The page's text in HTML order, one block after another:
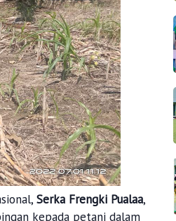
Serka Frengki Pualaa,
kepada petani dalam